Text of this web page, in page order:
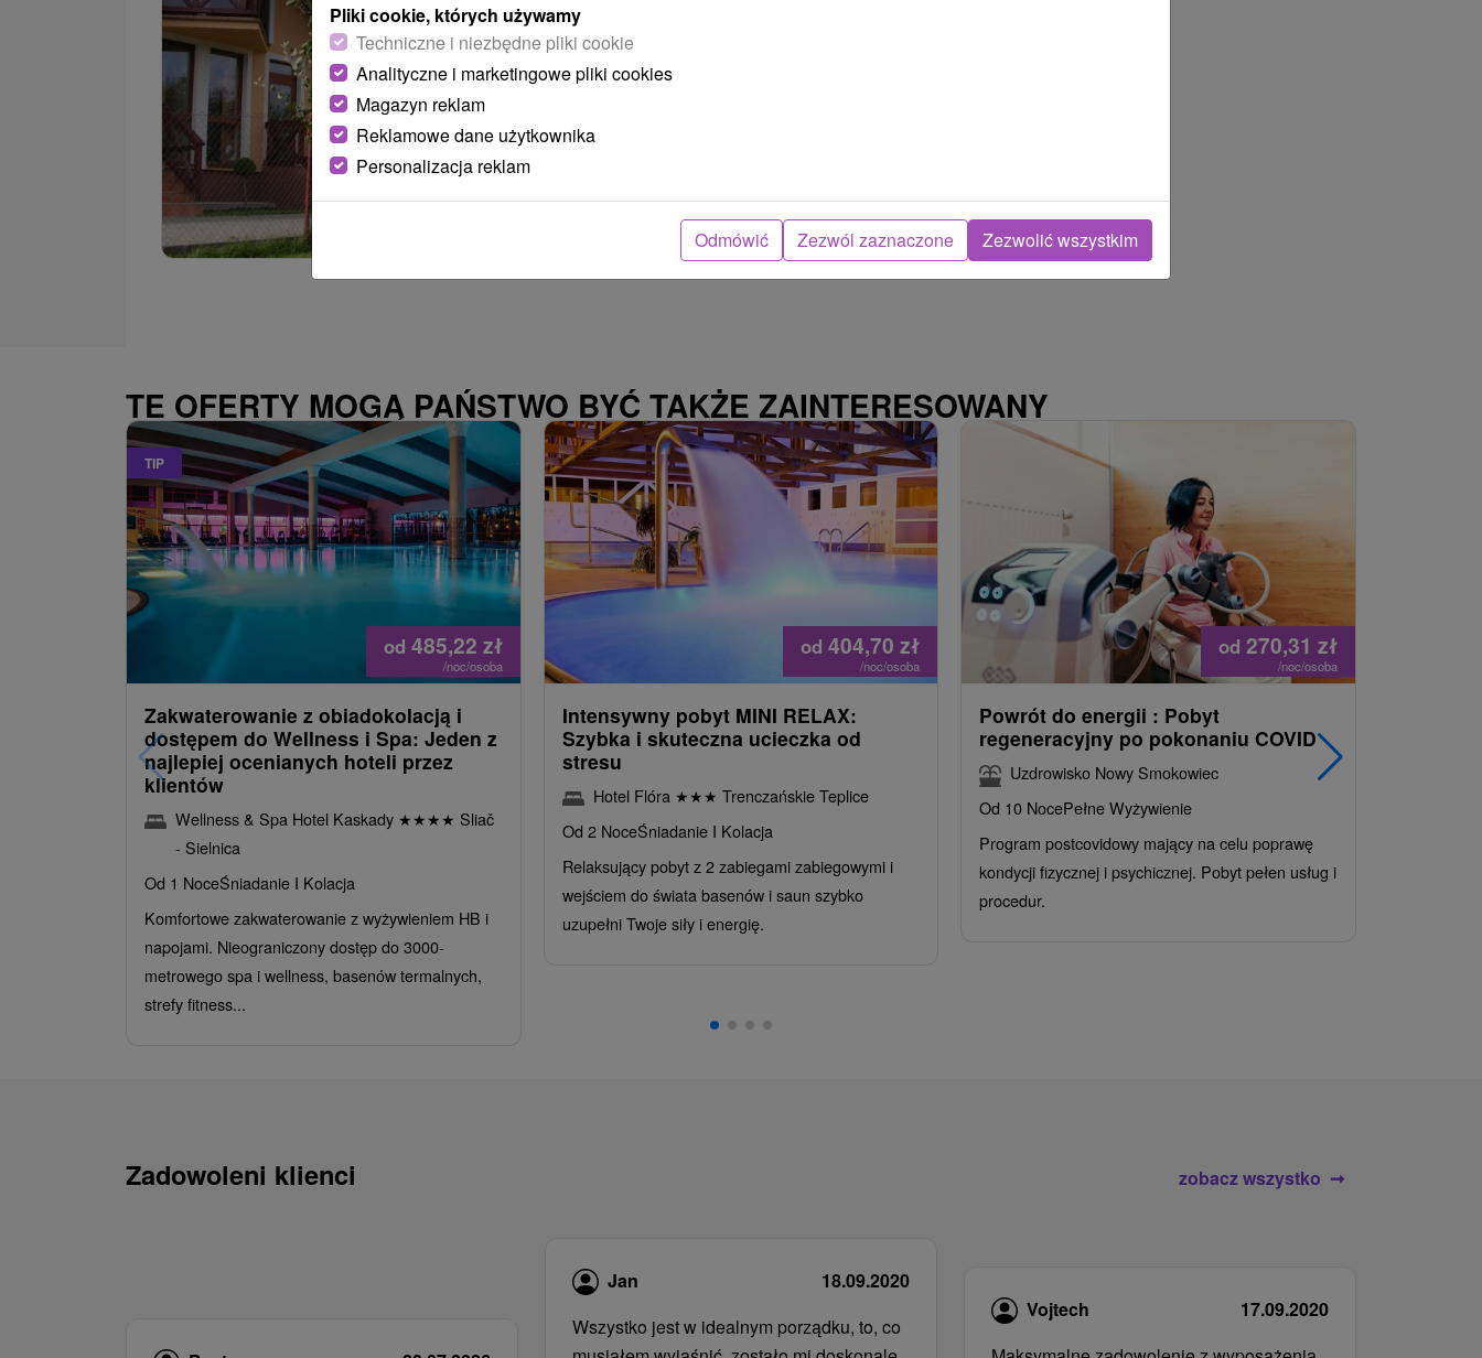
Apartmánový dom v krásnom prostredí priamo
pod Gerlachovským štítom v pokojnej časti
POKAZ
TE OFERTY MOGĄ PAŃSTWO BYĆ TAKŻE ZAINTERESOWANY
TIP
od 485,22 zł
/noc/osoba
Zakwaterowanie z obiadokolacją i
dostępem do Wellness i Spa: Jeden z
najlepiej ocenianych hoteli przez
klientów
Wellness & Spa Hotel Kaskady ★★★★ Sliač
- Sielnica
Od 1 NoceŚniadanie I Kolacja
Komfortowe zakwaterowanie z wyżywieniem HB i
napojami. Nieograniczony dostęp do 3000-
metrowego spa i wellness, basenów termalnych,
strefy fitness...
od 404,70zł
/noc/osoba
Intensywny pobyt MINI RELAX:
Szybka i skuteczna ucieczka od
stresu
Hotel Flóra ★★★ Trenczańskie Teplice
Od 2 NoceŚniadanie I Kolacja
Relaksujący pobyt z 2 zabiegami zabiegowymi i
wejściem do świata basenów i saun szybko
uzupełni Twoje siły i energię.
od 270,31 zł
/noc/osoba
Powrót do energii : Pobyt
regeneracyjny po pokonaniu COVID
Uzdrowisko Nowy Smokowiec
Od 10 NocePełne Wyżywienie
Program postcovidowy mający na celu poprawę
kondycji fizycznej i psychicznej. Pobyt pełen usług i
procedur.
Zadowoleni klienci zobacz wszystko
Jan
18.09.2020
Wszystko jest w idealnym porządku, to, co
Vojtech
17.09.2020
Pliki cookie, których używamy
Techniczne i niezbędne pliki cookie
Analityczne i marketingowe pliki cookies
Magazyn reklam
Reklamowe dane użytkownika
Personalizacja reklam
Odmówić Zezwól zaznaczone Zezwolić wszystkim